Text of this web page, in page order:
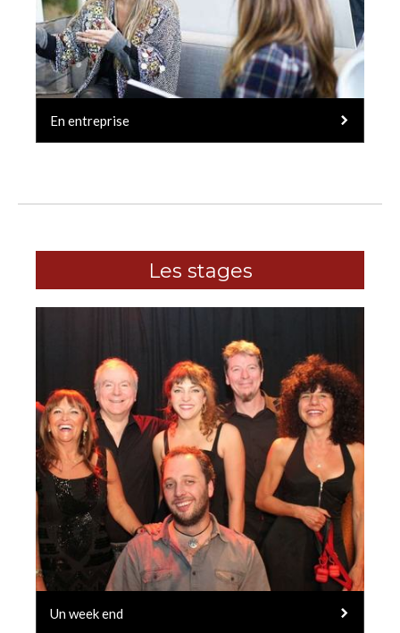
En entreprise
Les stages
Un week end